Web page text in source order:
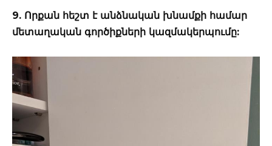
9. Որքան հեշտ է անձնական խնամքի համար
մետաղական գործիքների կազմակերպումը: